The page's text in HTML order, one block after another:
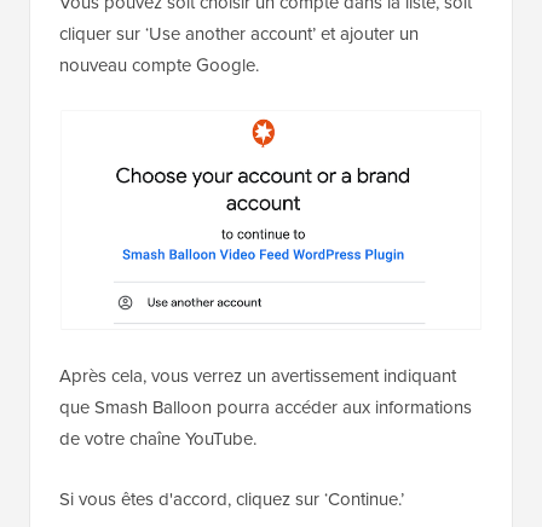
cliquer sur ‘Use another account’ et ajouter un
nouveau compte Google.
Après cela, vous verrez un avertissement indiquant
que Smash Balloon pourra accéder aux informations
de votre chaîne YouTube.
Si vous êtes d'accord, cliquez sur ‘Continue.’